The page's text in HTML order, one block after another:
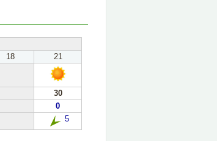
18
21
30
0
5